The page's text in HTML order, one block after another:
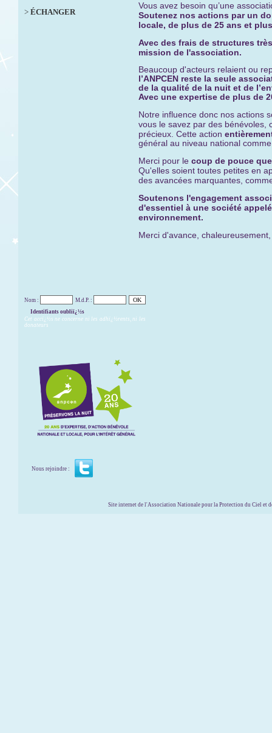
> ÉCHANGER
Vous avez besoin qu’une
Soutenez nos actions par un
locale, de plus de 25 ans et
Avec des frais de structures
mission de l'association.
Beaucoup d'acteurs relaient ou
l’ANPCEN reste la seule
de la qualité de la nuit et de
Avec une expertise de plus de
Notre influence donc nos actions
vous le savez par des bénévoles,
précieux. Cette action
général au niveau national
Merci pour le coup de pouce
Qu'elles soient toutes petites en
des avancées marquantes,
Soutenons l'engagement
d'essentiel à une société
environnement.
Merci d'avance,
Nom :
M.d.P. :
Identifiants oubliï¿½s
Cet accï¿½s ne concerne ni les adhï¿½rents, ni les
donateurs
Nous rejoindre :
Site internet de l'Association Nationale pour la Protection du Ciel et de